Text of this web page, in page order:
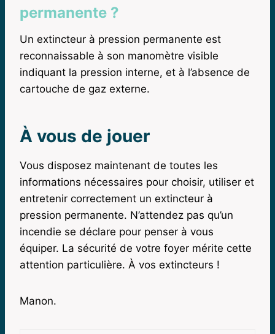
permanente ?
Un extincteur à pression permanente est
reconnaissable à son manomètre visible
indiquant la pression interne, et à l’absence de
cartouche de gaz externe.
À vous de jouer
Vous disposez maintenant de toutes les
informations nécessaires pour choisir, utiliser et
entretenir correctement un extincteur à
pression permanente. N’attendez pas qu’un
incendie se déclare pour penser à vous
équiper. La sécurité de votre foyer mérite cette
attention particulière. À vos extincteurs !
Manon.